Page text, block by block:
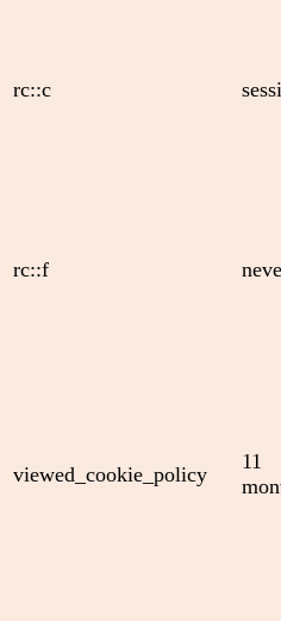
rc::c
rc::f
viewed_cookie_policy
11